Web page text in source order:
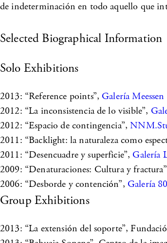
de indeterminación en todo aquello que
Selected Biographical Information
Solo Exhibitions
2013: “Reference points”, Galería
2012: “La inconsistencia de lo visible”,
2012: “Espacio de contingencia”,
2011: “Backlight: la naturaleza como
2011: “Desencuadre y superficie”, Galería
2009: “Denaturaciones: Cultura y
2006: “Desborde y contención”, Galería
Group Exhibitions
2013: “La extensión del soporte”,